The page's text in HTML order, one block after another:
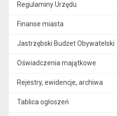
Regulaminy Urzędu
Finanse miasta
Jastrzębski Budżet Obywatelski
Oświadczenia majątkowe
Rejestry, ewidencje, archiwa
Tablica ogłoszeń